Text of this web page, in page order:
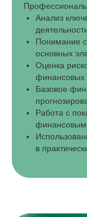
Анализ
Понимание
основных
Оценка
финансовых
Базовое
Работа с
в